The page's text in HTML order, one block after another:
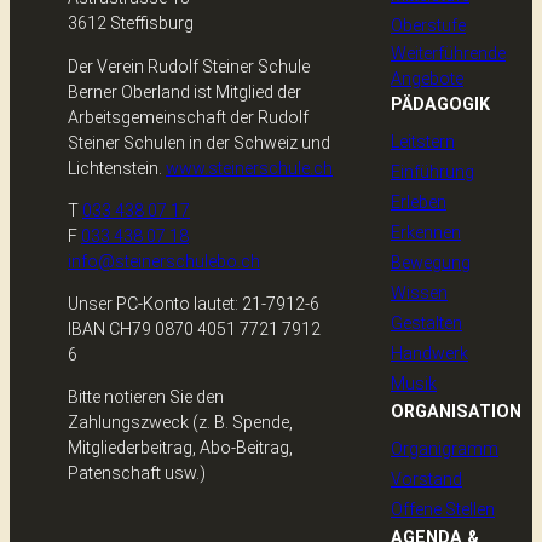
3612 Steffisburg
Der Verein Rudolf Steiner Schule
Berner Oberland ist Mitglied der
Arbeitsgemeinschaft der Rudolf
Steiner Schulen in der Schweiz und
Lichtenstein. www.steinerschule.ch
T 033 438 07 17
F 033 438 07 18
info@steinerschulebo.ch
Unser PC-Konto lautet: 21-7912-6
IBAN CH79 0870 4051 7721 7912
6
Bitte notieren Sie den
Zahlungszweck (z. B. Spende,
Mitgliederbeitrag, Abo-Beitrag,
Patenschaft usw.)
Oberstufe
Weiterführende
Angebote
PÄDAGOGIK
Leitstern
Einführung
Erleben
Erkennen
Bewegung
Wissen
Gestalten
Handwerk
Musik
ORGANISATION
Organigramm
Vorstand
Offene Stellen
AGENDA &